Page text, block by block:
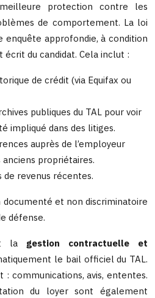
protection contre les
de comportement. La loi
enquête approfondie, à condition
du candidat. Cela inclut :
de crédit (via Equifax ou
publiques du TAL pour voir
impliqué dans des litiges.
auprès de l’employeur
propriétaires.
de revenus récentes.
documenté et non discriminatoire
défense.
la gestion contractuelle et
le bail officiel du TAL.
communications, avis, ententes.
du loyer sont également